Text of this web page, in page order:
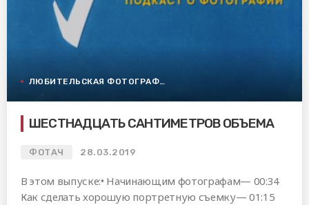
ЛЮБИТЕЛЬСКАЯ ФОТОГРАФИЯ
ШЕСТНАДЦАТЬ САНТИМЕТРОВ ОБЪЕМА
ФОТАЧ 28.03.2019
В этом выпуске:• Начинающим фотографам— 00:34
Как сделать хорошую портретную съемку— 01:15